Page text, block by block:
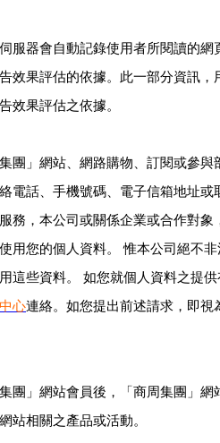
服器會自動記錄使用者所閱讀的
效果評估的依據。此一部分資訊
效果評估之依據。
團」網站、網路購物、訂閱或參
電話、手機號碼、電子信箱地址
務，本公司或關係企業或合作對
用您的個人資料。 惟本公司絕不
這些資料。 如您就個人資料之提
心連絡。如您提出前述請求，即
團」網站會員後，「商周集團」
站相關之產品或活動。